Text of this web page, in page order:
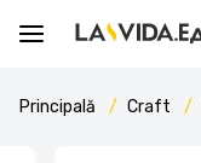
Principală Craft